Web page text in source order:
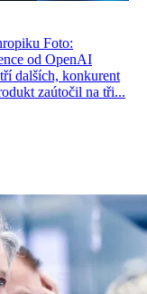
Foto:
od OpenAI
dalších, konkurent
zaútočil na tři...